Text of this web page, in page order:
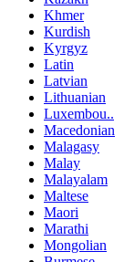
Khmer
Kurdish
Kyrgyz
Latin
Latvian
Lithuanian
Luxembou..
Macedonian
Malagasy
Malay
Malayalam
Maltese
Maori
Marathi
Mongolian